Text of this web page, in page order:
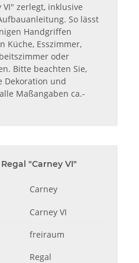
zerlegt, inklusive
So lässt
Handgriffen
Küche, Esszimmer,
oder
Bitte beachten Sie,
Dekoration und
Maßangaben ca.-
"Carney VI"
Carney
Carney VI
freiraum
Regal